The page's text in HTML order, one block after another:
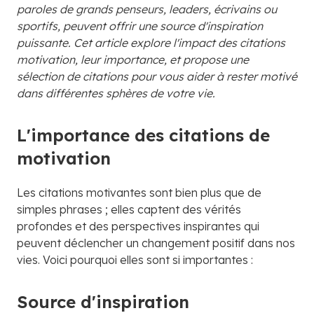
paroles de grands penseurs, leaders, écrivains ou
sportifs, peuvent offrir une source d'inspiration
puissante. Cet article explore l'impact des citations
motivation, leur importance, et propose une
sélection de citations pour vous aider à rester motivé
dans différentes sphères de votre vie.
L'importance des citations de
motivation
Les citations motivantes sont bien plus que de
simples phrases ; elles captent des vérités
profondes et des perspectives inspirantes qui
peuvent déclencher un changement positif dans nos
vies. Voici pourquoi elles sont si importantes :
Source d'inspiration